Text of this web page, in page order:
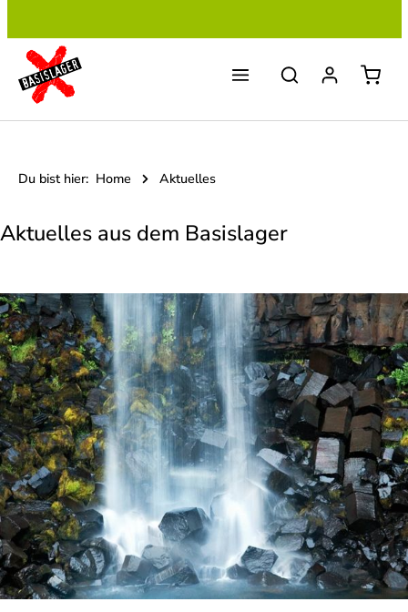
Du bist hier: Home Aktuelles
Aktuelles aus dem Basislager